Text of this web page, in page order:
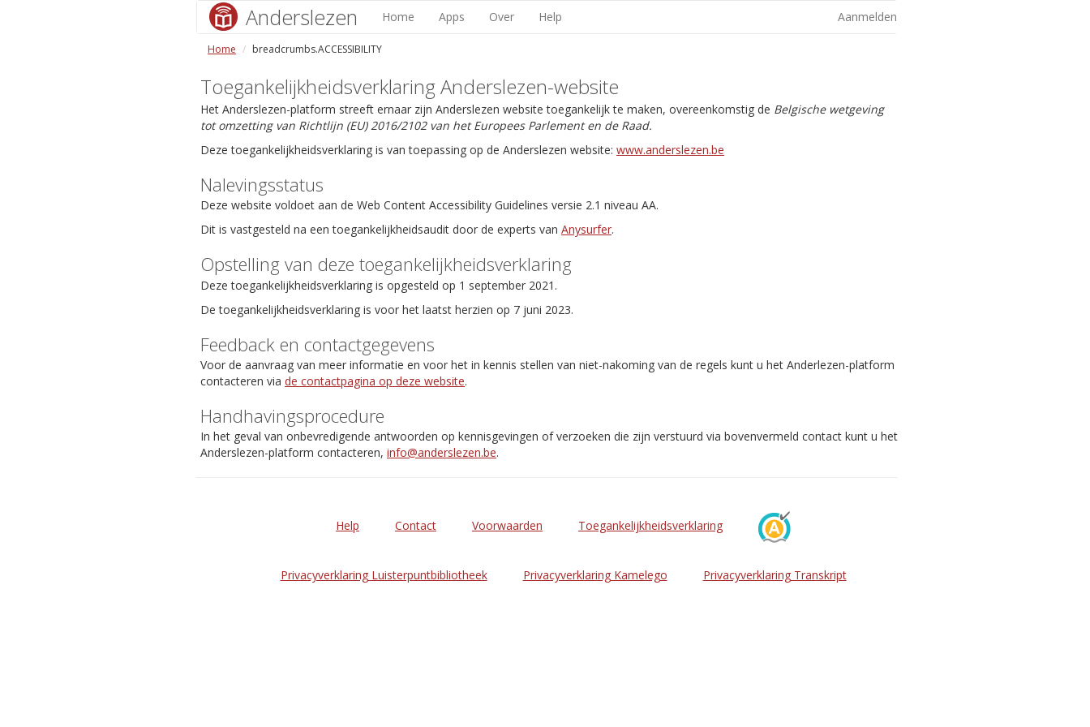
Anderslezen Home Apps Over Help Aanmelden
Home breadcrumbs.ACCESSIBILITY
Toegankelijkheidsverklaring Anderslezen-website
Het Anderslezen-platform streeft ernaar zijn Anderslezen website toegankelijk te maken, overeenkomstig de Belgische wetgeving
tot omzetting van Richtlijn (EU) 2016/2102 van het Europees Parlement en de Raad.
Deze toegankelijkheidsverklaring is van toepassing op de Anderslezen website: www.anderslezen.be
Nalevingsstatus
Deze website voldoet aan de Web Content Accessibility Guidelines versie 2.1 niveau AA.
Dit is vastgesteld na een toegankelijkheidsaudit door de experts van Anysurfer.
Opstelling van deze toegankelijkheidsverklaring
Deze toegankelijkheidsverklaring is opgesteld op 1 september 2021.
De toegankelijkheidsverklaring is voor het laatst herzien op 7 juni 2023.
Feedback en contactgegevens
Voor de aanvraag van meer informatie en voor het in kennis stellen van niet-nakoming van de regels kunt u het Anderlezen-platform
contacteren via de contactpagina op deze website.
Handhavingsprocedure
In het geval van onbevredigende antwoorden op kennisgevingen of verzoeken die zijn verstuurd via bovenvermeld contact kunt u het
Anderslezen-platform contacteren, info@anderslezen.be.
Help Contact Voorwaarden Toegankelijkheidsverklaring
Privacyverklaring Luisterpuntbibliotheek Privacyverklaring Kamelego Privacyverklaring Transkript